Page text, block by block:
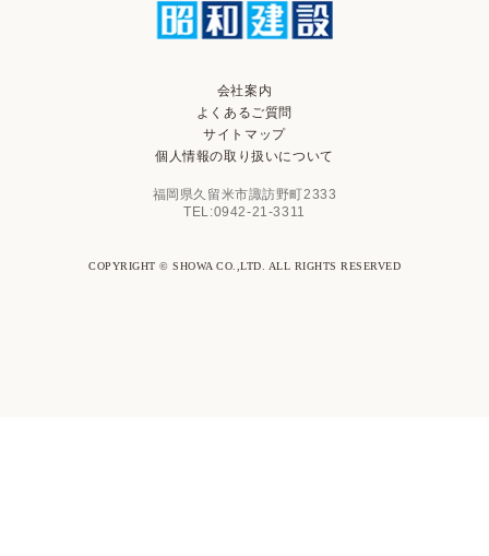
会社案内
よくあるご質問
サイトマップ
個人情報の取り扱いについて
福岡県久留米市諏訪野町2333
TEL:0942-21-3311
COPYRIGHT © SHOWA CO.,LTD. ALL RIGHTS RESERVED